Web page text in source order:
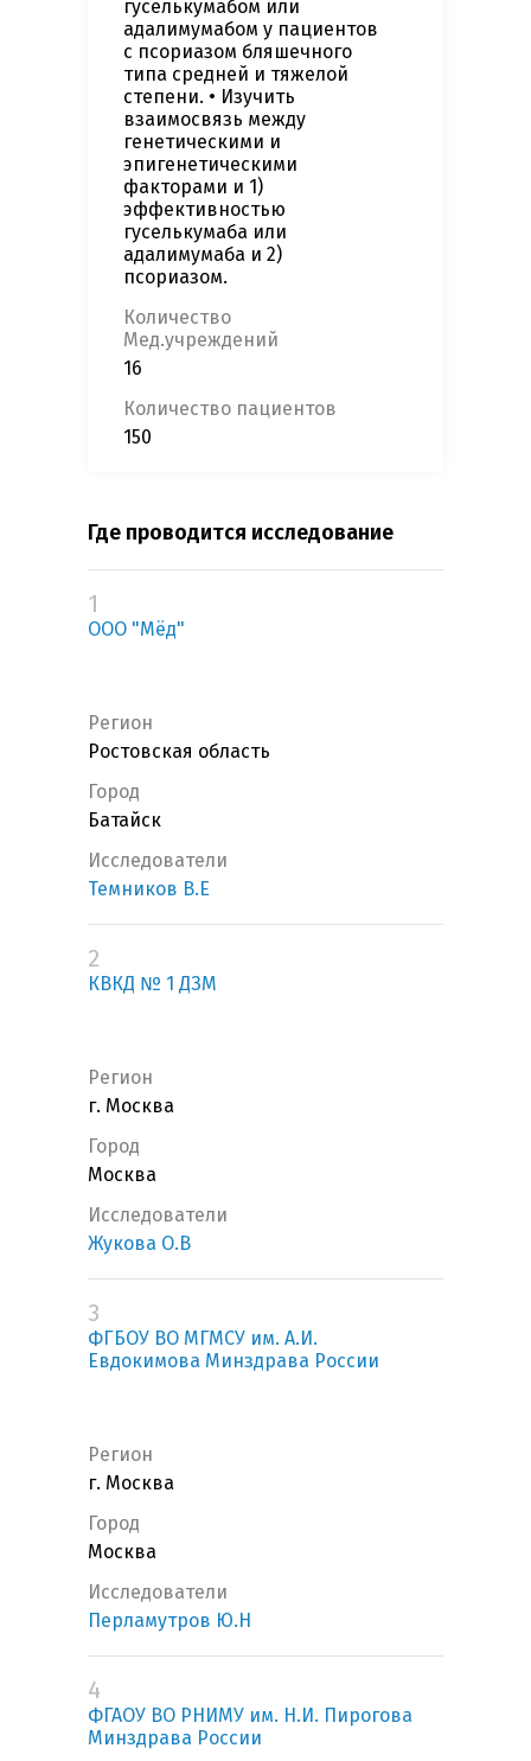
гуселькумабом или
адалимумабом у пациентов
с псориазом бляшечного
типа средней и тяжелой
степени. • Изучить
взаимосвязь между
генетическими и
эпигенетическими
факторами и 1)
эффективностью
гуселькумаба или
адалимумаба и 2)
псориазом.
Количество
Мед.учреждений
16
Количество пациентов
150
Где проводится исследование
1
ООО "Мёд"
Регион
Ростовская область
Город
Батайск
Исследователи
Темников В.Е
2
КВКД № 1 ДЗМ
Регион
г. Москва
Город
Москва
Исследователи
Жукова О.В
3
ФГБОУ ВО МГМСУ им. А.И.
Евдокимова Минздрава России
Регион
г. Москва
Город
Москва
Исследователи
Перламутров Ю.Н
4
ФГАОУ ВО РНИМУ им. Н.И. Пирогова
Минздрава России